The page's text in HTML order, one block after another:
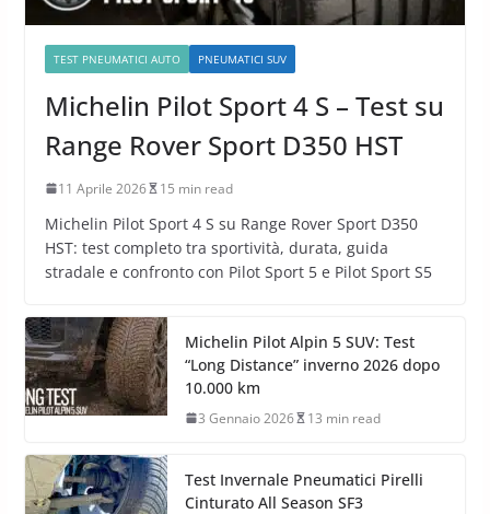
TEST PNEUMATICI AUTO PNEUMATICI SUV
Michelin Pilot Sport 4 S – Test su
Range Rover Sport D350 HST
11 Aprile 2026 15 min read
Michelin Pilot Sport 4 S su Range Rover Sport D350
HST: test completo tra sportività, durata, guida
stradale e confronto con Pilot Sport 5 e Pilot Sport S5
Michelin Pilot Alpin 5 SUV: Test
“Long Distance” inverno 2026 dopo
10.000 km
3 Gennaio 2026 13 min read
Test Invernale Pneumatici Pirelli
Cinturato All Season SF3